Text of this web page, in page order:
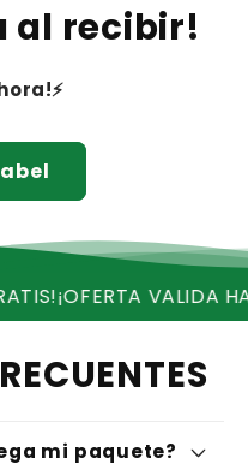
al recibir!
VALIDA HASTA
mi paquete?